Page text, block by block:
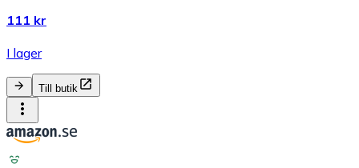
111 kr
I lager
Till butik